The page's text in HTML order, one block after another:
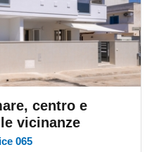
centro e
vicinanze
065